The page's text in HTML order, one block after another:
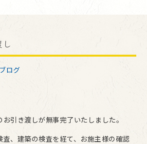
ログ
引き渡しが無事完了いたしました。
査、建築の検査を経て、お施主様の確認